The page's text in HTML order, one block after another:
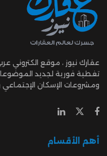
عقارك نيوز ، موقع الكتروني
تغطية فورية لجديد
ومشروعات الإسكان الإجتماعي
أهم الأقسام